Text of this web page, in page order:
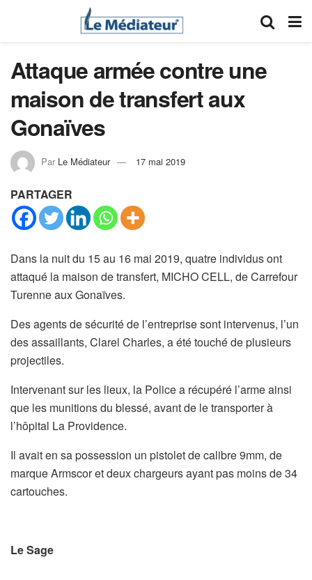
Attaque armée contre une
maison de transfert aux
Gonaïves
Par Le Médiateur 17 mai 2019
PARTAGER
Dans la nuit du 15 au 16 mai 2019, quatre individus ont
attaqué la maison de transfert, MICHO CELL, de Carrefour
Turenne aux Gonaïves.
Des agents de sécurité de l’entreprise sont intervenus, l’un
des assaillants, Clarel Charles, a été touché de plusieurs
projectiles.
Intervenant sur les lieux, la Police a récupéré l’arme ainsi
que les munitions du blessé, avant de le transporter à
l’hôpital La Providence.
Il avait en sa possession un pistolet de calibre 9mm, de
marque Armscor et deux chargeurs ayant pas moins de 34
cartouches.
Le Sage